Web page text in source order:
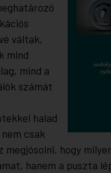
váltak,
mind
mind a
számát
halad
csak
megjósolni, hogy
hanem a puszta